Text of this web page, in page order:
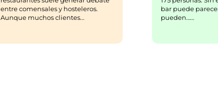
entre comensales y hosteleros.
Aunque muchos clientes...
bar puede
pueden……